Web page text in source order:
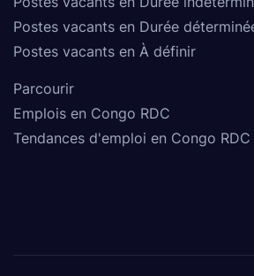
Postes vacants en Durée
Postes vacants en À définir
Parcourir
Emplois en Congo RDC
Tendances d'emploi en Congo RDC